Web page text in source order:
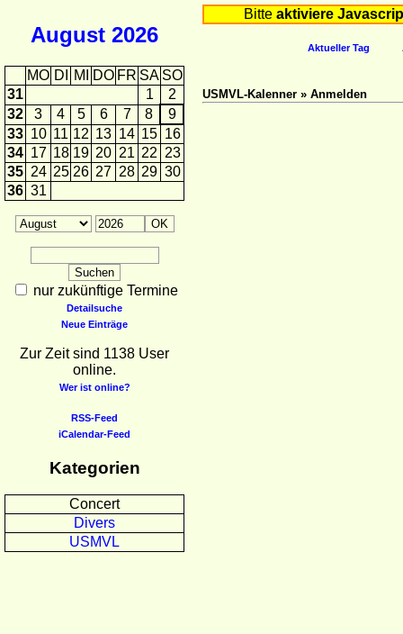
August 2026
MO DI MI DO FR SA SO
31
1
2
32
3 4 5 6 7 8
9
33 10 11 12 13 14 15 16
34 17 18 19 20 21 22 23
35 24 25 26 27 28 29 30
36 31
nur zukünftige Termine
Detailsuche
Neue Einträge
Zur Zeit sind 1138 User
online.
Wer ist online?
RSS-Feed
iCalendar-Feed
Kategorien
Concert
Divers
USMVL
Bitte aktiviere
Aktueller Tag
USMVL-Kalenner » Anmelden